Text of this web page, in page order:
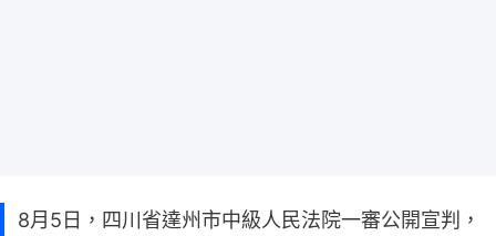
8月5日，四川省達州市中級人民法院一審公開宣判，